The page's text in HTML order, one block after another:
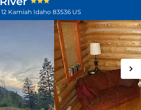
Kamiah Idaho 83536 US